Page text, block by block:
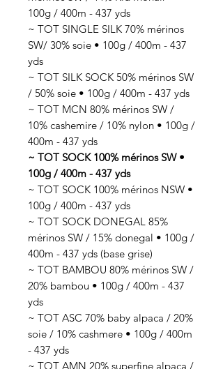
100g / 400m - 437 yds
~ TOT SINGLE SILK 70% mérinos
SW/ 30% soie • 100g / 400m - 437
yds
~ TOT SILK SOCK 50% mérinos SW
/ 50% soie • 100g / 400m - 437 yds
~ TOT MCN 80% mérinos SW /
10% cashemire / 10% nylon • 100g /
400m - 437 yds
~ TOT SOCK 100% mérinos SW •
100g / 400m - 437 yds
~ TOT SOCK 100% mérinos NSW •
100g / 400m - 437 yds
~ TOT SOCK DONEGAL 85%
mérinos SW / 15% donegal • 100g /
400m - 437 yds (base grise)
~ TOT BAMBOU 80% mérinos SW /
20% bambou • 100g / 400m - 437
yds
~ TOT ASC 70% baby alpaca / 20%
soie / 10% cashmere • 100g / 400m
- 437 yds
~ TOT AMN 20% superfine alpaca /